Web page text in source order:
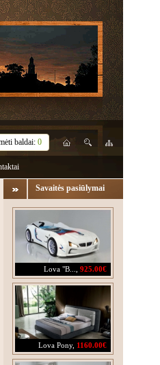
baldai: 0
Savaitės pasiūlymai
Lova "B..., 925.00€
Lova Pony, 1160.00€